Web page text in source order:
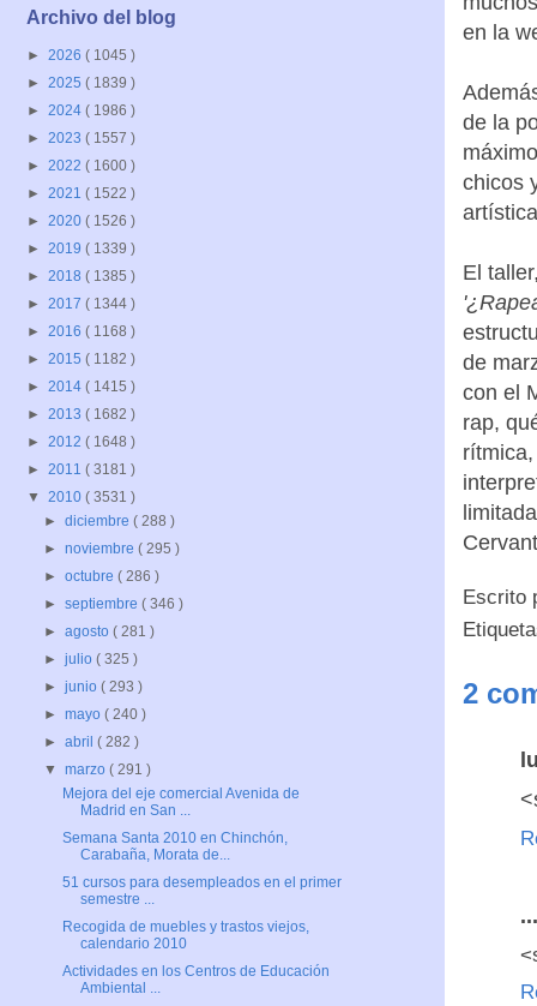
en la
de la
chicos
El
de
con el
rap,
Escrito
2
Archivo del blog
► 2026 ( 1045 )
► 2025 ( 1839 )
► 2024 ( 1986 )
► 2023 ( 1557 )
► 2022 ( 1600 )
► 2021 ( 1522 )
► 2020 ( 1526 )
► 2019 ( 1339 )
► 2018 ( 1385 )
► 2017 ( 1344 )
► 2016 ( 1168 )
► 2015 ( 1182 )
► 2014 ( 1415 )
► 2013 ( 1682 )
► 2012 ( 1648 )
► 2011 ( 3181 )
▼ 2010 ( 3531 )
►diciembre( 288 )
►noviembre( 295 )
►octubre( 286 )
►septiembre( 346 )
►agosto( 281 )
►julio( 325 )
►junio( 293 )
►mayo( 240 )
►abril( 282 )
▼marzo( 291 )
Mejora del eje comercial Avenida de
Madrid en San ...
Semana Santa 2010 en Chinchón,
Carabaña, Morata de...
51 cursos para desempleados en el primer
semestre ...
Recogida de muebles y trastos viejos,
calendario 2010
Actividades en los Centros de Educación
Ambiental ...